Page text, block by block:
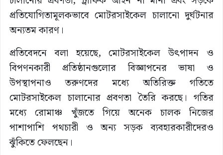
প্রতিযোগিতামূলকভাবে মোটরসাইকেল চালানো দুর্ঘটনার
অন্যতম কারণ।
প্রতিবেদনে বলা হয়েছে, মোটরসাইকেল উৎপাদন ও
বিপণনকারী প্রতিষ্ঠানগুলোর বিজ্ঞাপনের ভাষা ও
উপস্থাপনাও তরুণদের মধ্যে অতিরিক্ত গতিতে
মোটরসাইকেল চালানোর প্রবণতা তৈরি করছে। গতির
মধ্যে রোমাঞ্চ খুঁজতে গিয়ে অনেক চালক নিজের
পাশাপাশি পথচারী ও অন্য সড়ক ব্যবহারকারীদেরও
ঝুঁকিতে ফেলছেন।